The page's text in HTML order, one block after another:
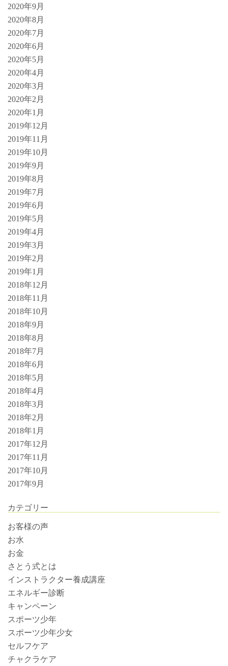
2020年9月
2020年8月
2020年7月
2020年6月
2020年5月
2020年4月
2020年3月
2020年2月
2020年1月
2019年12月
2019年11月
2019年10月
2019年9月
2019年8月
2019年7月
2019年6月
2019年5月
2019年4月
2019年3月
2019年2月
2019年1月
2018年12月
2018年11月
2018年10月
2018年9月
2018年8月
2018年7月
2018年6月
2018年5月
2018年4月
2018年3月
2018年2月
2018年1月
2017年12月
2017年11月
2017年10月
2017年9月
カテゴリー
お客様の声
お水
お金
さとう式とは
インストラクター養成講座
エネルギー診断
キャンペーン
スポーツ少年
スポーツ少年少女
セルフケア
チャクラケア